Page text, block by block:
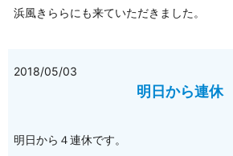
浜風きららにも来ていただきました。
2018/05/03
明日から連休
明日から４連休です。